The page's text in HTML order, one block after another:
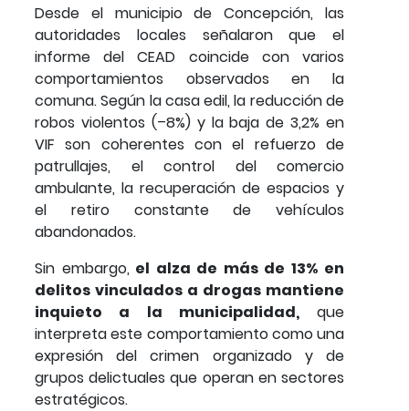
Desde el municipio de Concepción, las
autoridades locales señalaron que el
informe del CEAD coincide con varios
comportamientos observados en la
comuna. Según la casa edil, la reducción de
robos violentos (–8%) y la baja de 3,2% en
VIF son coherentes con el refuerzo de
patrullajes, el control del comercio
ambulante, la recuperación de espacios y
el retiro constante de vehículos
abandonados.
Sin embargo, el alza de más de 13% en
delitos vinculados a drogas mantiene
inquieto a la municipalidad,que
interpreta este comportamiento como una
expresión del crimen organizado y de
grupos delictuales que operan en sectores
estratégicos.